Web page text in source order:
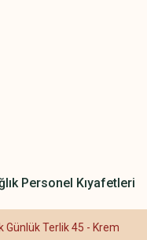
Personel Kıyafetleri
Terlik 45 - Krem